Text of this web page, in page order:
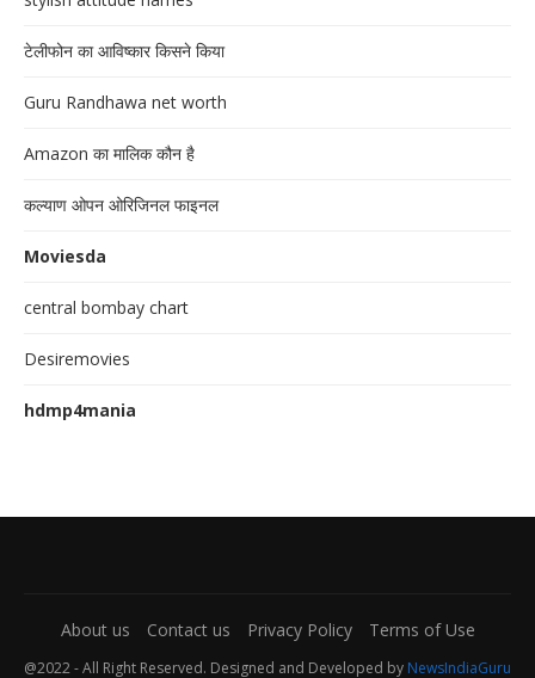
टेलीफोन का आविष्कार किसने किया
Guru Randhawa net worth
Amazon का मालिक कौन है
कल्याण ओपन ओरिजिनल फाइनल
Moviesda
central bombay chart
Desiremovies
hdmp4mania
About us Contact us Privacy Policy Terms of Use
@2022 - All Right Reserved. Designed and Developed by NewsIndiaGuru